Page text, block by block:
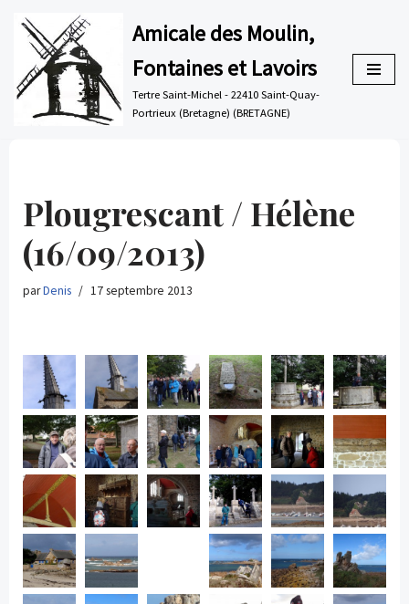
Aller
au
contenu
Amicale des Moulin,
Fontaines et Lavoirs
Tertre Saint-Michel - 22410 Saint-Quay-
Portrieux (Bretagne) (BRETAGNE)
Plougrescant / Hélène
(16/09/2013)
parDenis 17 septembre 2013